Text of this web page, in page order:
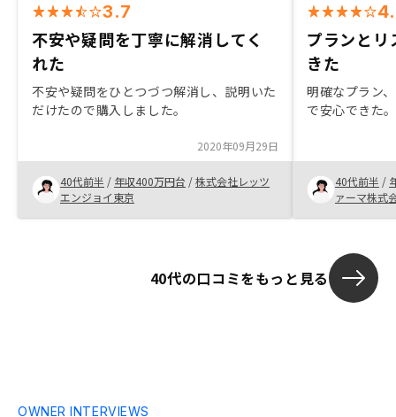
3.7
不安や疑問を丁寧に解消してく
れた
不安や疑問をひとつづつ解消し、説明いた
だけたので購入しました。
2020年09月29日
40代前半 / 年収400万円台 /株式会社レッツ
エンジョイ東京
プランとリ
きた
明確なプラン
で安心できた。
40代前半 /
ァーマ株式
40代の口コミをもっと見る
OWNER INTERVIEWS